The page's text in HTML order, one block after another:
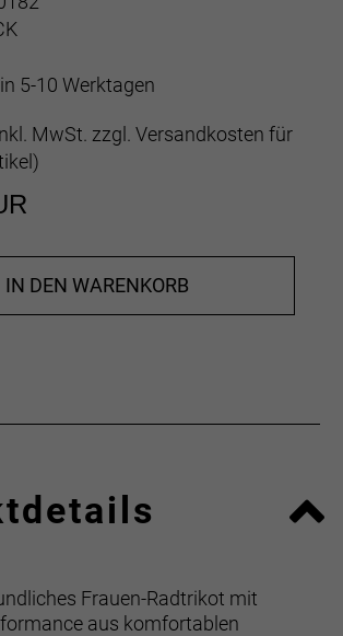
5-10 Werktagen
MwSt. zzgl. Versandkosten für
)
IN DEN WARENKORB
Frauen-Radtrikot mit
aus komfortablen